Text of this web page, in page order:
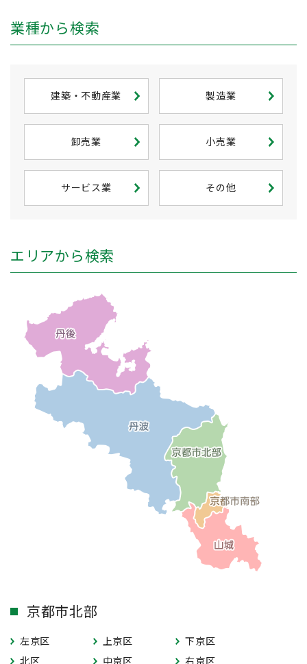
業種から検索
建築・不動産業 製造業
卸売業 小売業
サービス業 その他
エリアから検索
京都市北部
左京区 上京区
下京区
北区
中京区
右京区